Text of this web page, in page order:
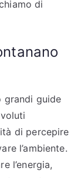
di
grandi guide
di percepire
l’ambiente.
l’energia,